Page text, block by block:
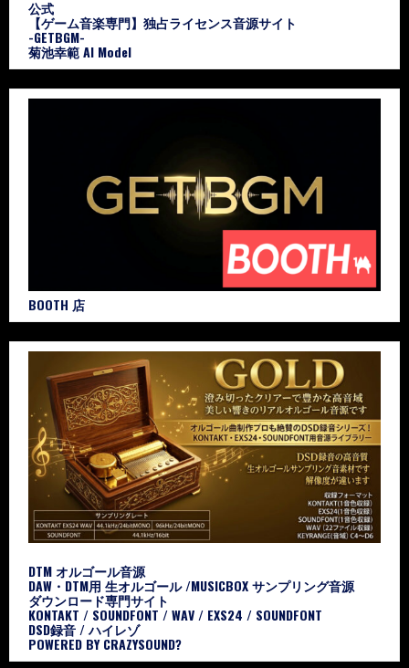
公式
【ゲーム音楽専門】独占ライセンス音源サイト
-GETBGM-
菊池幸範 AI Model
BOOTH 店
DTM オルゴール音源
DAW・DTM用 生オルゴール /MUSICBOX サンプリング音源
ダウンロード専門サイト
KONTAKT / SOUNDFONT / WAV / EXS24 / SOUNDFONT
DSD録音 / ハイレゾ
POWERED BY CRAZYSOUND?